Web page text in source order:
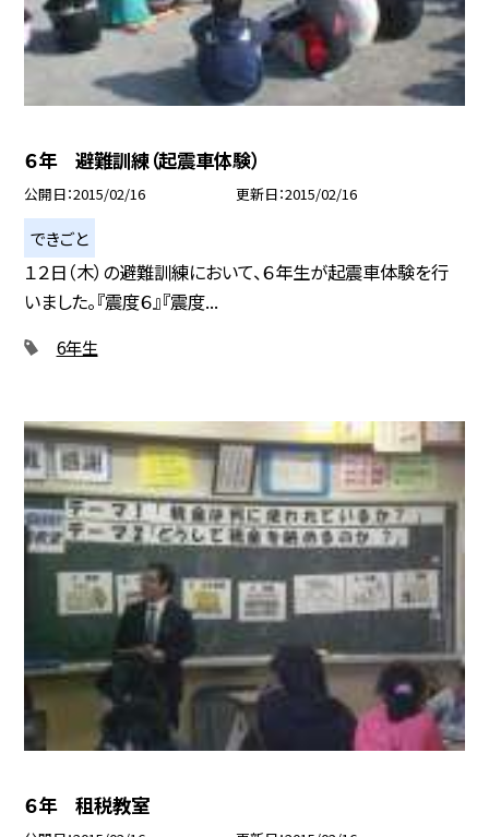
６年 避難訓練（起震車体験）
公開日 2015/02/16 更新日 2015/02/16
できごと
１２日（木）の避難訓練において、６年生が起震車体験を行
いました。『震度６』『震度...
6年生
６年 租税教室